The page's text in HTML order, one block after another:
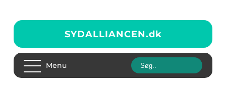
SYDALLIANCEN.dk
Menu